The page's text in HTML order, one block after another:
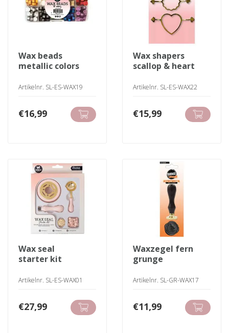
wax beads
metallic colors
Artikelnr. SL-ES-WAX19
€16,99
wax shapers
scallop & heart
Artikelnr. SL-ES-WAX22
€15,99
wax seal
starter kit
Artikelnr. SL-ES-WAX01
€27,99
waxzegel fern
grunge
Artikelnr. SL-GR-WAX17
€11,99